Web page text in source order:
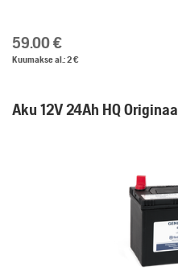
59.00 €
Kuumakse al.: 2 €
Aku 12V 24Ah HQ Originaal